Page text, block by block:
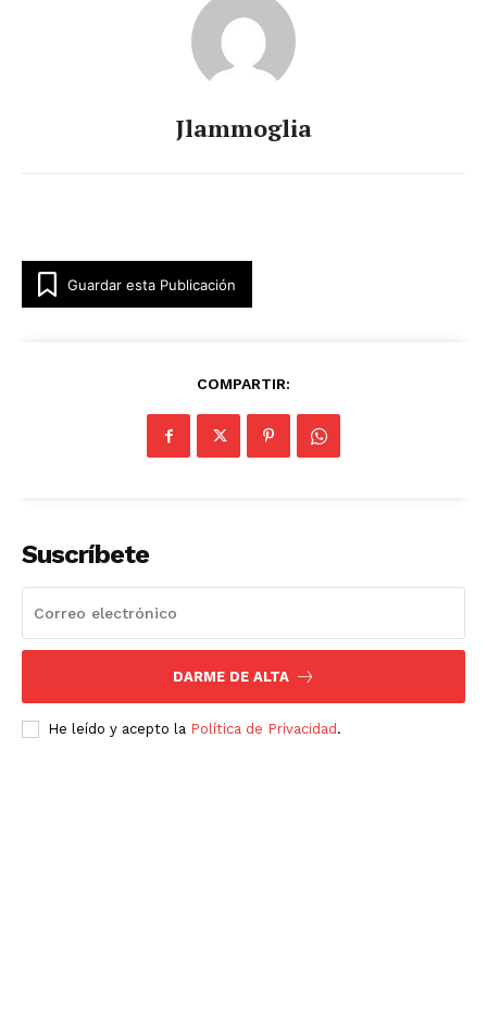
Jlammoglia
Guardar esta Publicación
COMPARTIR:
Suscríbete
DARME DE ALTA
He leído y acepto la Política de Privacidad .